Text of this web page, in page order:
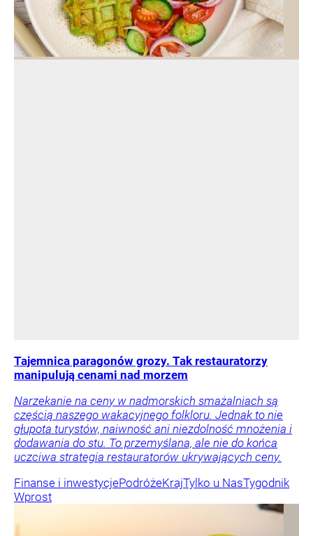
Tajemnica paragonów grozy. Tak restauratorzy
manipulują cenami nad morzem
Narzekanie na ceny w nadmorskich smażalniach są
częścią naszego wakacyjnego folkloru. Jednak to nie
głupota turystów, naiwność ani niezdolność mnożenia i
dodawania do stu. To przemyślana, ale nie do końca
uczciwa strategia restauratorów ukrywających ceny.
Finanse i inwestycjePodróżeKrajTylko u NasTygodnik
Wprost